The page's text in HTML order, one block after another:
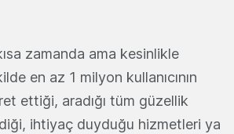
zamanda ama kesinlikle
en az 1 milyon kullanıcının
ettiği, aradığı tüm güzellik
ihtiyaç duyduğu hizmetleri ya